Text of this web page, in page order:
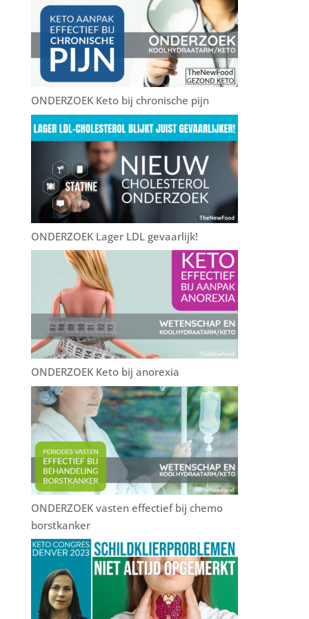
o
k
ONDERZOEK Keto bij chronische pijn
ONDERZOEK Lager LDL gevaarlijk!
ONDERZOEK Keto bij anorexia
ONDERZOEK vasten effectief bij chemo
borstkanker